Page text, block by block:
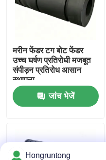
हमारे बारे में
कारखाना भ्रमण
एक उद्धरण का अनुरोध करें
मरीन फेंडर टग बोट फेंडर
उच्च घर्षण प्रतिरोधी मजबूत
संपीड़न प्रतिरोध आसान
स्थापना
जांच भेजें
Hongruntong